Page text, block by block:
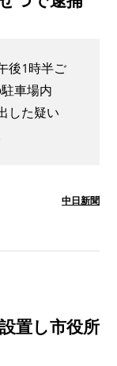
後1時半ご
車場内
した疑い
中日新聞
置し市役所